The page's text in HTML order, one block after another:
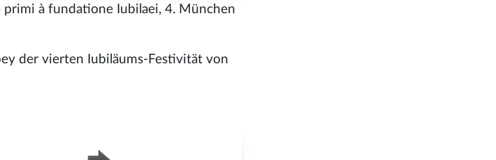
à fundatione Iubilaei, 4. München
der vierten Iubiläums-Festivität von